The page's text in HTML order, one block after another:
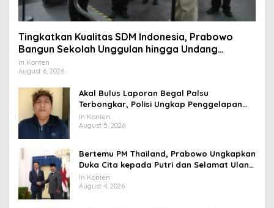
Tingkatkan Kualitas SDM Indonesia, Prabowo
Bangun Sekolah Unggulan hingga Undang
Universitas Terbaik Dunia
In Konten
August 6, 2026
Akal Bulus Laporan Begal Palsu
Terbongkar, Polisi Ungkap Penggelapan
Uang Perusahaan untuk Crypto
In Konten
August 5, 2026
Bertemu PM Thailand, Prabowo Ungkapkan
Duka Cita kepada Putri dan Selamat Ulang
Tahun ke Raja Thailand
In Konten
August 4, 2026